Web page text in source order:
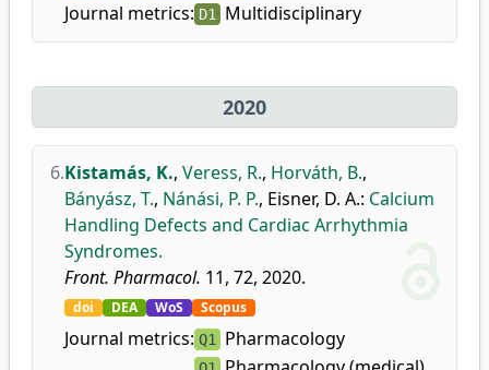
Journal metrics: D1 Multidisciplinary
2020
6.Kistamás, K., Veress, R., Horváth, B.,
Bányász, T., Nánási, P. P., Eisner, D. A.: Calcium
Handling Defects and Cardiac Arrhythmia
Syndromes.
Front. Pharmacol. 11, 72, 2020.
doi DEA WoS Scopus
Journal metrics: Q1 Pharmacology